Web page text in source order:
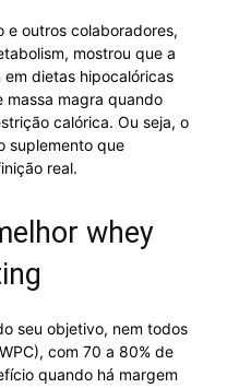
e outros colaboradores,
mostrou que a
dietas hipocalóricas
massa magra quando
calórica. Ou seja, o
suplemento que
real.
whey
seu objetivo, nem todos
com 70 a 80% de
quando há margem